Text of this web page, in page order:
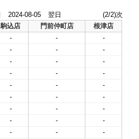
2024-08-05 翌日
(2/2)次
駒込店 門前仲町店
根津店
- -
-
- -
-
- -
-
- -
-
- -
-
- -
-
- -
-
- -
-
- -
-